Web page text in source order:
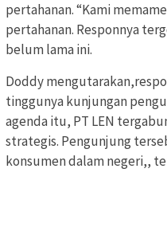
pertahanan. “Kami
pertahanan. Responnya
belum lama ini.
Doddy
tinggunya kunjungan
agenda itu, PT LEN
strategis. Pengunjung
konsumen dalam negeri,,